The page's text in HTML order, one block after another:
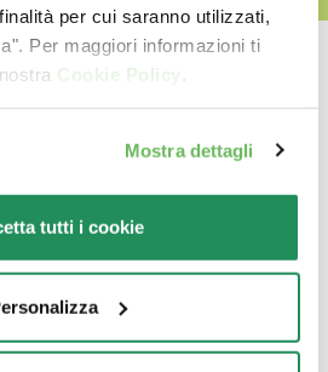
per cui saranno utilizzati,
Per maggiori informazioni ti
Cookie Policy
Mostra dettagli
tutti i cookie
το αγαπημένο
του?
προϊόντα για το
σας